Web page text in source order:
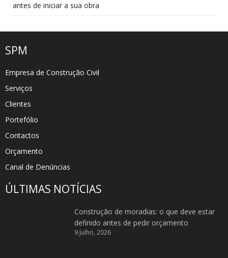
antes de iniciar a sua obra
SPM
Empresa de Construção Civil
Serviços
Clientes
Portefólio
Contactos
Orçamento
Canal de Denúncias
ÚLTIMAS NOTÍCIAS
Construção de moradias: o que deve estar
definido antes de pedir orçamento
9 Julho, 2026